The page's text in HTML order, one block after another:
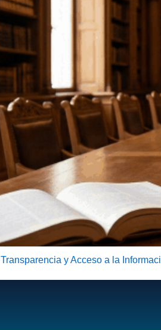
Transparencia y Acceso a la